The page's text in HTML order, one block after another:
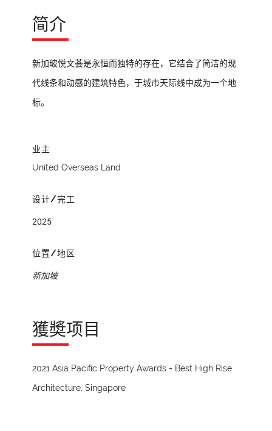
简介
新加玻悦文荟是永恒而独特的存在，它结合了简洁的现
代线条和动感的建筑特色，于城市天际线中成为一个地
标。
业主
United Overseas Land
设计/完工
2025
位置/地区
新加坡
獲奬项目
2021 Asia Pacific Property Awards - Best High Rise
Architecture, Singapore